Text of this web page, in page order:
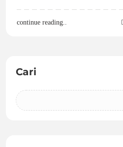
continue reading..
Cari